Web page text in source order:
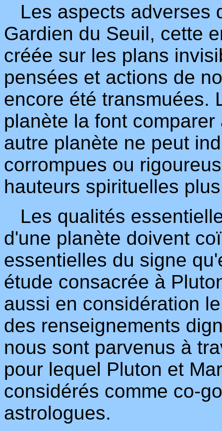
Les aspects adverses
Gardien du Seuil, cette
créée sur les plans
pensées et actions de
encore été transmuées.
planète la font
autre planète ne peut
corrompues ou
hauteurs spirituelles
Les qualités
d'une planète doivent
essentielles du signe
étude consacrée à
aussi en considération
des renseignements
nous sont parvenus à
pour lequel Pluton et
considérés comme co-
astrologues.